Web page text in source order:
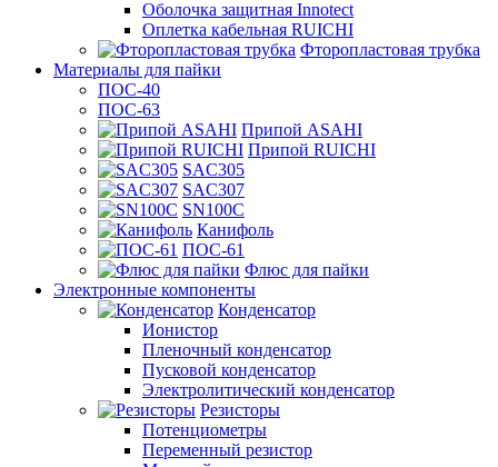
Оболочка защитная Innotect
Оплетка кабельная RUICHI
Фторопластовая трубка
Материалы для пайки
ПОС-40
ПОС-63
Припой ASAHI
Припой RUICHI
SAC305
SAC307
SN100C
Канифоль
ПОС-61
Флюс для пайки
Электронные компоненты
Конденсатор
Ионистор
Пленочный конденсатор
Пусковой конденсатор
Электролитический конденсатор
Резисторы
Потенциометры
Переменный резистор